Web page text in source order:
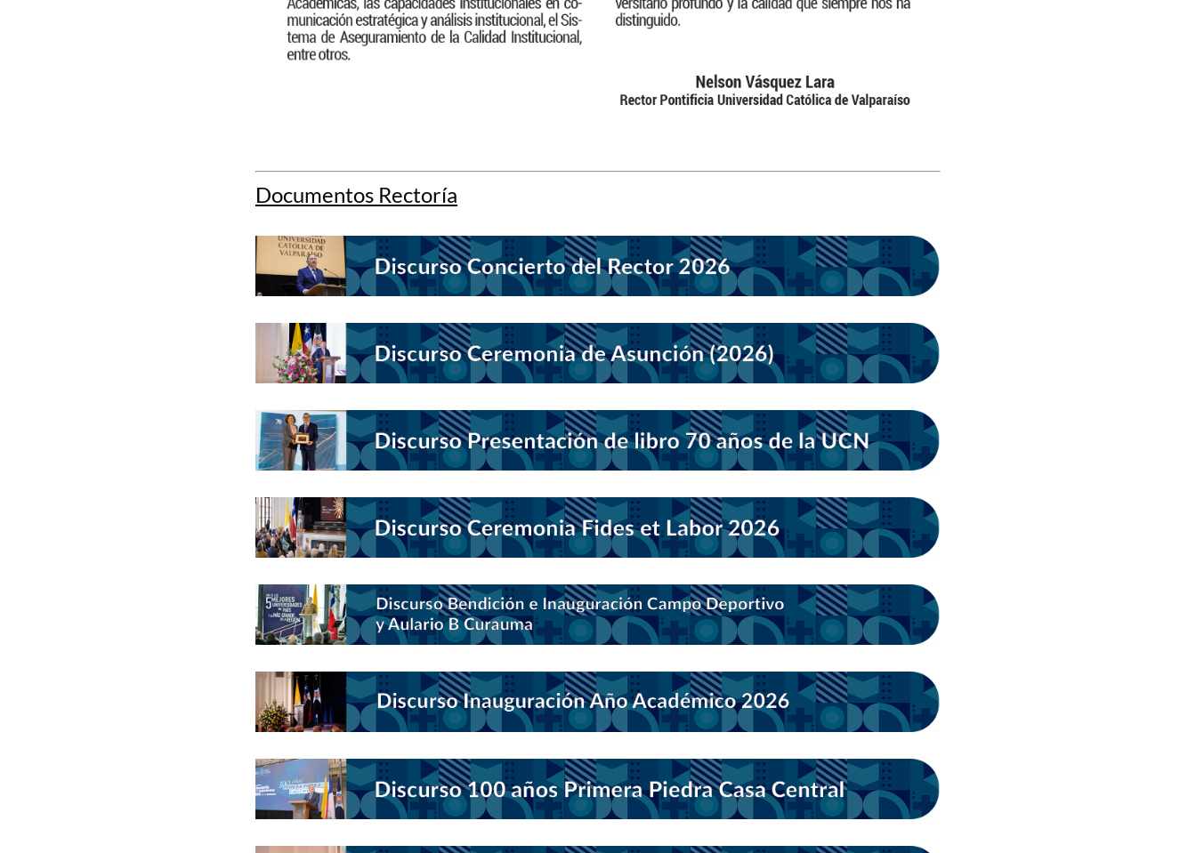
Documentos Rectoría